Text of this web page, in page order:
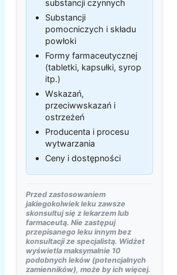
substancji czynnych
Substancji
pomocniczych i składu
powłoki
Formy farmaceutycznej
(tabletki, kapsułki, syrop
itp.)
Wskazań,
przeciwwskazań i
ostrzeżeń
Producenta i procesu
wytwarzania
Ceny i dostępności
Przed zastosowaniem
jakiegokolwiek leku zawsze
skonsultuj się z lekarzem lub
farmaceutą. Nie zastępuj
przepisanego leku innym bez
konsultacji ze specjalistą. Widżet
wyświetla maksymalnie 10
podobnych leków (potencjalnych
zamienników), może by ich więcej.